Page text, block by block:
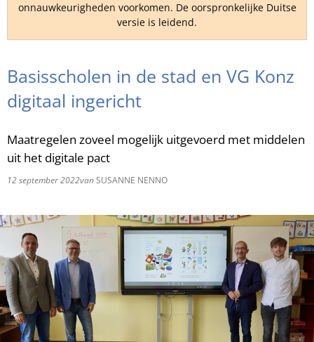
UK
onnauwkeurigheden voorkomen. De oorspronkelijke Duitse
versie is leidend.
Basisscholen in de stad en VG Konz
digitaal ingericht
Maatregelen zoveel mogelijk uitgevoerd met middelen
uit het digitale pact
12 september 2022vanSUSANNE NENNO